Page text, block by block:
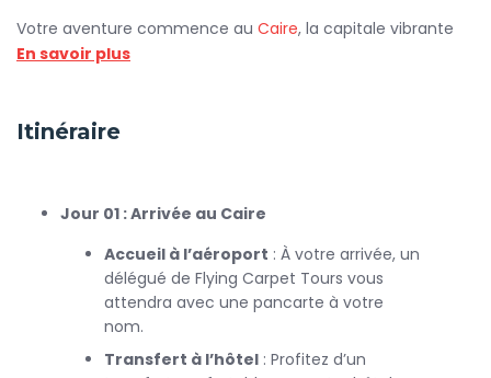
Votre aventure commence au Caire, la capitale vibrante
de l'Égypte. À votre arrivée, un délégué de Flying Carpet
détente avant de commencer votre exploration.
Partez à la découverte des célèbres
Mykérinos, ainsi que leSphinx , symbole emblématique
de l'Égypte ancienne. Ces sites sont incontournables lors
de tout séjour en Égypte.
En savoir plus
Itinéraire
Jour 01 : Arrivée au Caire
Accueil à l’aéroport : À votre arrivée, un
délégué de Flying Carpet Tours vous
attendra avec une pancarte à votre
nom.
Transfert à l’hôtel : Profitez d’un